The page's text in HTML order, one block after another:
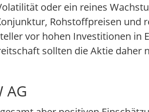
oder ein reines
Rohstoffpreisen und
vor hohen Investitionen in
sollten die Aktie daher
AG